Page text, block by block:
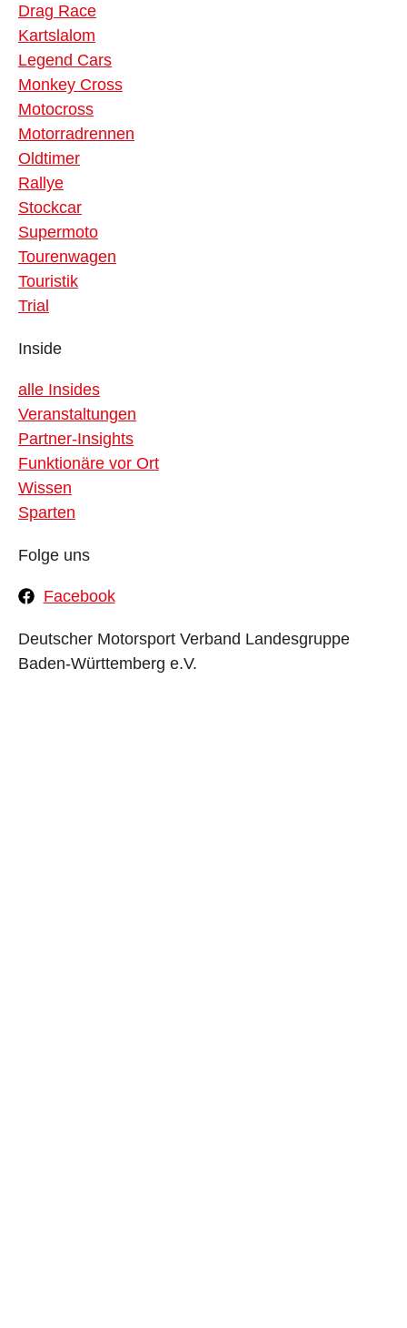
Drag Race
Kartslalom
Legend Cars
Monkey Cross
Motocross
Motorradrennen
Oldtimer
Rallye
Stockcar
Supermoto
Tourenwagen
Touristik
Trial
Inside
alle Insides
Veranstaltungen
Partner-Insights
Funktionäre vor Ort
Wissen
Sparten
Folge uns
Facebook
Deutscher Motorsport Verband Landesgruppe
Baden-Württemberg e.V.